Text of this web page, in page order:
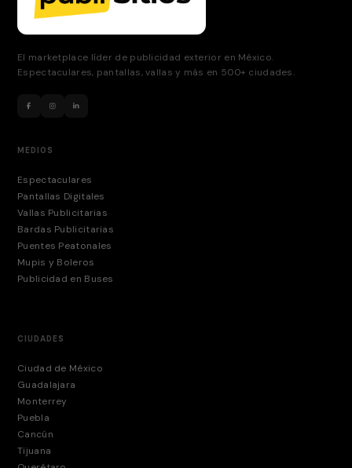
El marketplace líder de publicidad exterior en México.
Espectaculares, pantallas, vallas y más en 500+ ciudades.
MEDIOS
Espectaculares
Pantallas Digitales
Vallas Publicitarias
Bardas Publicitarias
Puentes Peatonales
Mupis y Boleros
Publicidad en Buses
CIUDADES
Ciudad de México
Guadalajara
Monterrey
Puebla
Cancún
Tijuana